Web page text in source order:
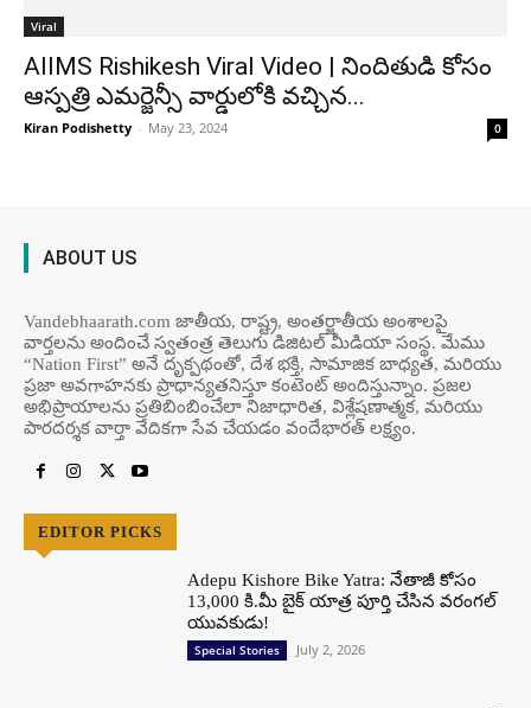
Viral
AIIMS Rishikesh Viral Video | నిందితుడి కోసం
ఆస్ప‌త్రి ఎమర్జెన్సీ వార్డులోకి వచ్చిన...
Kiran Podishetty - May 23, 2024 0
ABOUT US
Vandebhaarath.com జాతీయ, రాష్ట్ర, అంతర్జాతీయ అంశాలపై
వార్తలను అందించే స్వతంత్ర తెలుగు డిజిటల్ మీడియా సంస్థ. మేము
“Nation First” అనే దృక్పథంతో, దేశ భక్తి, సామాజిక బాధ్యత, మరియు
ప్రజా అవగాహనకు ప్రాధాన్యతనిస్తూ కంటెంట్ అందిస్తున్నాం. ప్రజల
అభిప్రాయాలను ప్రతిబింబించేలా నిజాధారిత, విశ్లేషణాత్మక, మరియు
పారదర్శక వార్తా వేదికగా సేవ చేయడం వందేభార‌త్ ల‌క్ష్యం.
EDITOR PICKS
Adepu Kishore Bike Yatra: నేతాజీ కోసం
13,000 కి.మీ బైక్ యాత్ర పూర్తి చేసిన వరంగల్
యువకుడు!
Special Stories July 2, 2026